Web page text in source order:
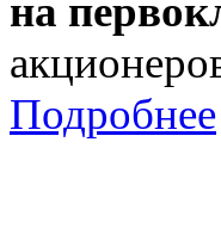
на
Подробнее